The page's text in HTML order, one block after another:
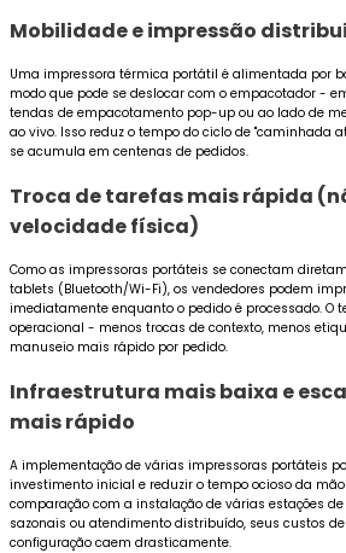
Mobilidade e impressão
Uma impressora térmica portátil é alimentada por
modo que pode se deslocar com o empacotador -
tendas de empacotamento pop-up ou ao lado de
ao vivo. Isso reduz o tempo do ciclo de "caminhada
se acumula em centenas de pedidos.
Troca de tarefas mais rápida
velocidade física)
Como as impressoras portáteis se conectam
tablets (Bluetooth/Wi-Fi), os vendedores podem
imediatamente enquanto o pedido é processado. O
operacional - menos trocas de contexto, menos
manuseio mais rápido por pedido.
Infraestrutura mais baixa e
mais rápido
A implementação de várias impressoras portáteis
investimento inicial e reduzir o tempo ocioso da
comparação com a instalação de várias estações de
sazonais ou atendimento distribuído, seus custos
configuração caem drasticamente.